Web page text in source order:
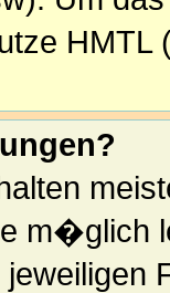
HMTL
m�glich